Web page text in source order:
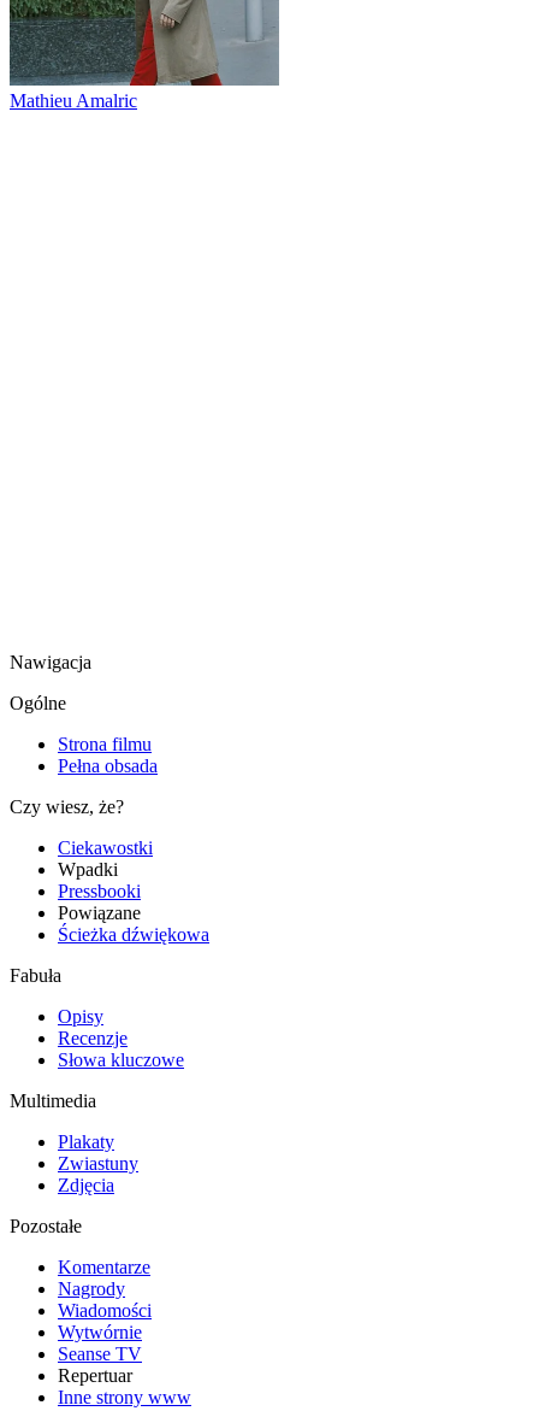
Mathieu Amalric
Nawigacja
Ogólne
Strona filmu
Pełna obsada
Czy wiesz, że?
Ciekawostki
Wpadki
Pressbooki
Powiązane
Ścieżka dźwiękowa
Fabuła
Opisy
Recenzje
Słowa kluczowe
Multimedia
Plakaty
Zwiastuny
Zdjęcia
Pozostałe
Komentarze
Nagrody
Wiadomości
Wytwórnie
Seanse TV
Repertuar
Inne strony www